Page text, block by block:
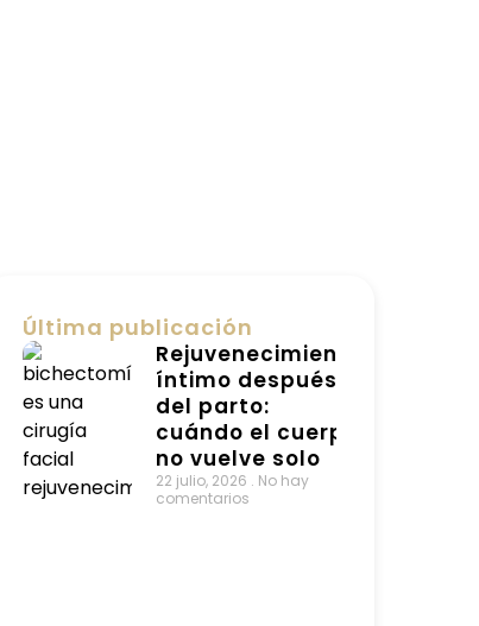
Última publicación
Rejuvenecimiento
íntimo después
del parto:
cuándo el cuerpo
no vuelve solo
22 julio, 2026
No hay
comentarios